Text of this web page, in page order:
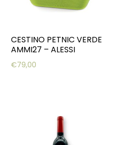
CESTINO PETNIC VERDE
AMMI27 – ALESSI
€79,00